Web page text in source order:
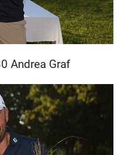
Andrea Graf